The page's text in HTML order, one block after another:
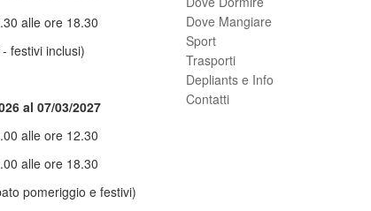
alle ore 18.30
festivi inclusi)
al 07/03/2027
alle ore 12.30
alle ore 18.30
pomeriggio e festivi)
Dove Mangiare
Sport
Trasporti
Depliants e Info
Contatti